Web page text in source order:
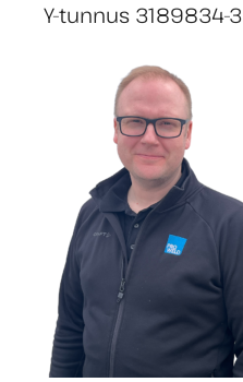
Y-tunnus 3189834-3